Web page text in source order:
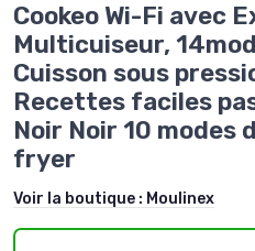
Cookeo Wi-Fi avec
Multicuiseur,
Cuisson sous
Recettes faciles
Noir Noir 10 modes
fryer
Voir la boutique : Moulinex